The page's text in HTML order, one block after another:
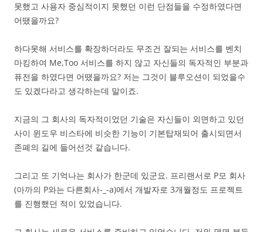
못했고 사용자 중심적이지 못했던 이런 단점들을 수정하였다면
어땠을까요?
하다못해 서비스를 확장하더라도 무조건 잘되는 서비스를 벤치
마킹하여 Me,Too 서비스를 하지 않고 자신들의 독자적인 부분과
퓨전을 하였다면 어땠을까요? 저는 그것이 블루오션이 되었을수
도 있겠다라고 생각하는데 말이죠.
지금의 그 회사의 독자적이었던 기술은 자신들이 외면하고 있던
사이 윈도우 비스타에 비슷한 기능이 기본탑재되어 출시되면서
존폐의 길에 들어선것 같습니다.
그리고 또 기억나는 회사가 한군데 있군요. 프리랜서로 P모 회사
(아까의 P와는 다른회사-_-a)에서 개발자로 3개월정도 프로젝트
를 진행했던 적이 있었습니다.